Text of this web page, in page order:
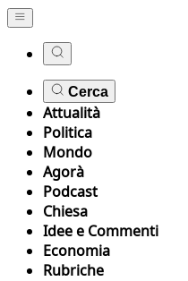
Cerca
Attualità
Politica
Mondo
Agorà
Podcast
Chiesa
Idee e Commenti
Economia
Rubriche